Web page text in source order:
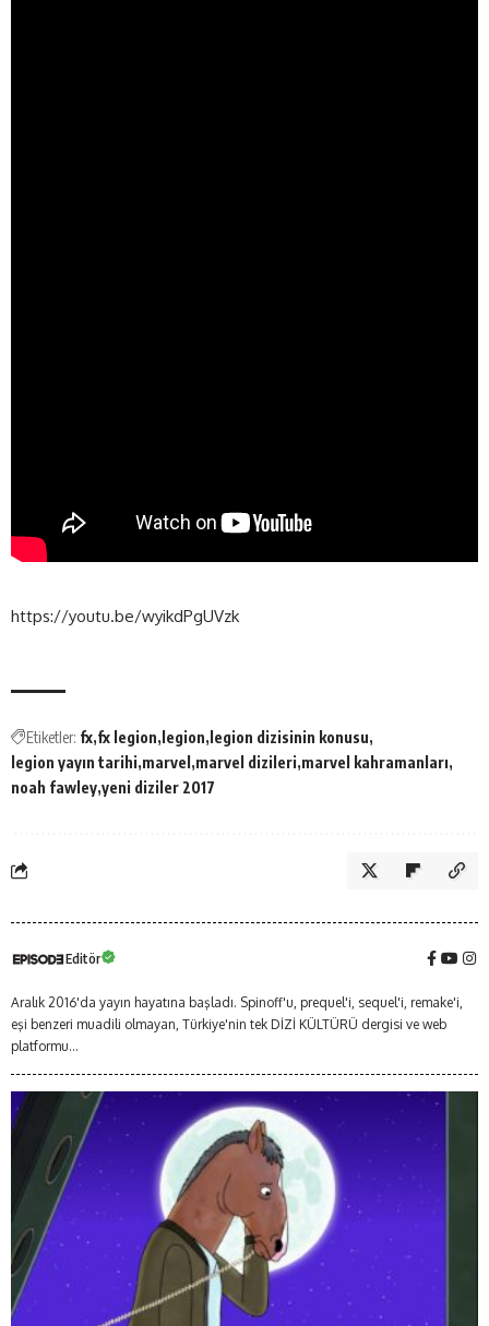
https://youtu.be/wyikdPgUVzk
Etiketler: fx fx legion legion legion dizisinin konusu
legion yayın tarihi marvel marvel dizileri marvel kahramanları
noah fawley yeni diziler 2017
Editör
Aralık 2016'da yayın hayatına başladı. Spinoff'u, prequel'i, sequel'i, remake'i,
eşi benzeri muadili olmayan, Türkiye'nin tek DİZİ KÜLTÜRÜ dergisi ve web
platformu...